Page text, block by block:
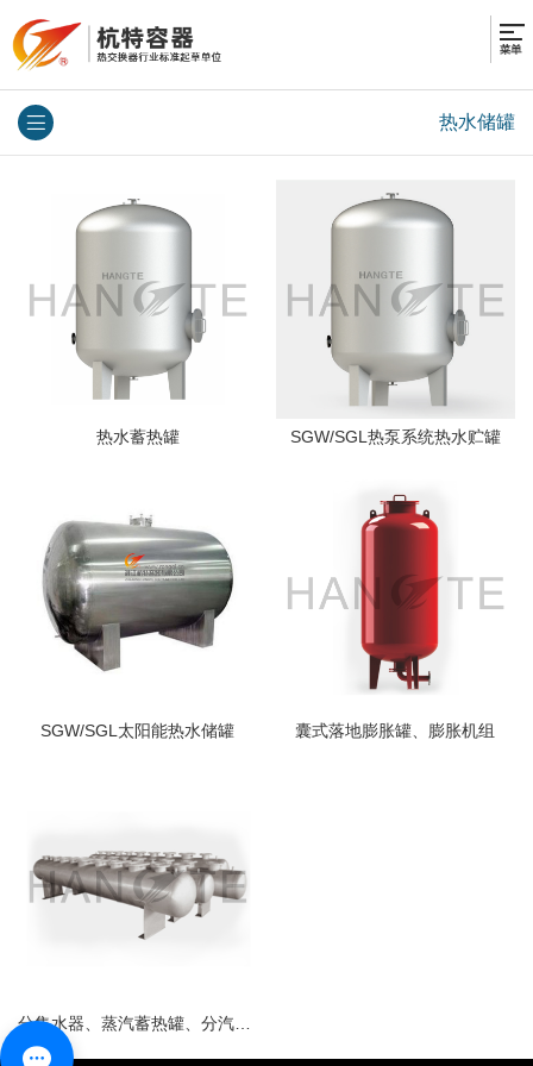
热水储罐
热水蓄热罐 SGW/SGL热泵系统热水贮罐
SGW/SGL太阳能热水储罐 囊式落地膨胀罐、膨胀机组
分集水器、蒸汽蓄热罐、分汽缸、排污扩容器、缓冲罐、油罐、油箱